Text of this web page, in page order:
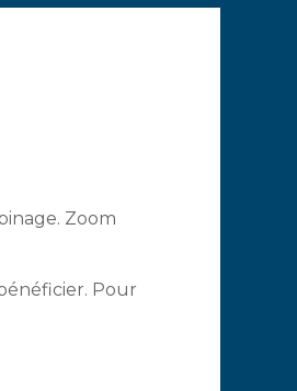
Zoom
Pour